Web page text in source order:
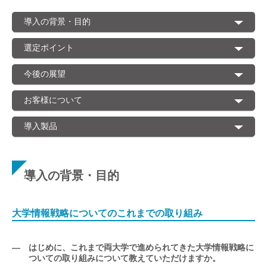
導入の背景・目的
選定ポイント
今後の展望
お客様について
導入製品
導入の背景・目的
大学情報戦略についてのこれまでの取り組み
— はじめに、これまで両大学で進められてきた大学情報戦略に
ついての取り組みについて教えていただけますか。